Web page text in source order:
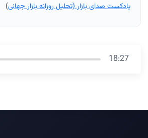
پادکست صدای بازار (تحلیل روزانه بازار جهانی)
18:27